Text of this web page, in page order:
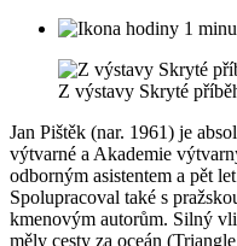
1
Z výstavy Skryté
Jan Pištěk (nar. 1961) je
výtvarné a Akademie
odborným asistentem a pět
Spolupracoval také s
kmenovým autorům. Silný
měly cesty za oceán